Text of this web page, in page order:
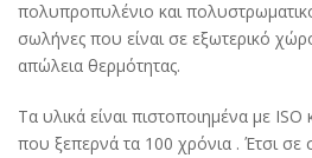
πολυπροπυλένιο και
σωλήνες που είναι σε εξωτερικό
απώλεια θερμότητας.
Τα υλικά είναι πιστοποιημένα με ISO
που ξεπερνά τα 100 χρόνια . Έτσι